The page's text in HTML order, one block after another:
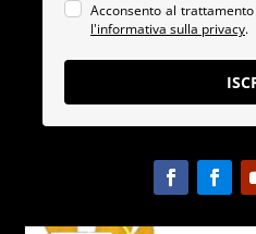
Acconsento al
l'informativa sulla privacy.